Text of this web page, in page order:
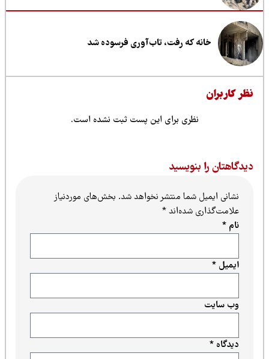
خانه که رفت، تاب‌آوری فرسوده شد
کاربران
نظری برای این پست ثبت نشده است.
را بنویسید
نشانی ایمیل شما منتشر نخواهد شد.بخش‌های موردنیاز
علامت‌گذاری شده‌اند*
دیدگاه*
ایمیل*
وب‌ سایت